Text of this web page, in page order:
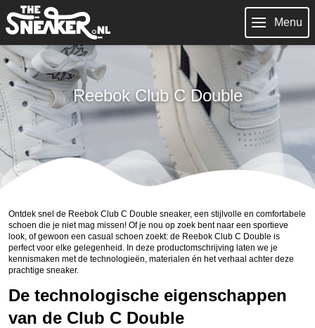
Menu
Reebok Club C Double
Ontdek snel de Reebok Club C Double sneaker, een stijlvolle en comfortabele
schoen die je niet mag missen! Of je nou op zoek bent naar een sportieve
look, of gewoon een casual schoen zoekt: de Reebok Club C Double is
perfect voor elke gelegenheid. In deze productomschrijving laten we je
kennismaken met de technologieën, materialen én het verhaal achter deze
prachtige sneaker.
De technologische eigenschappen
van de Club C Double